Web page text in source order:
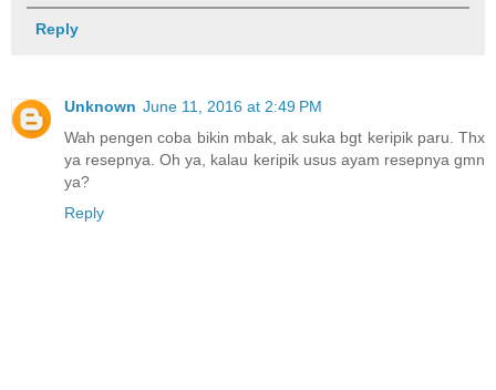
Reply
Unknown June 11, 2016 at 2:49 PM
Wah pengen coba bikin mbak, ak suka bgt keripik paru. Thx
ya resepnya. Oh ya, kalau keripik usus ayam resepnya gmn
ya?
Reply